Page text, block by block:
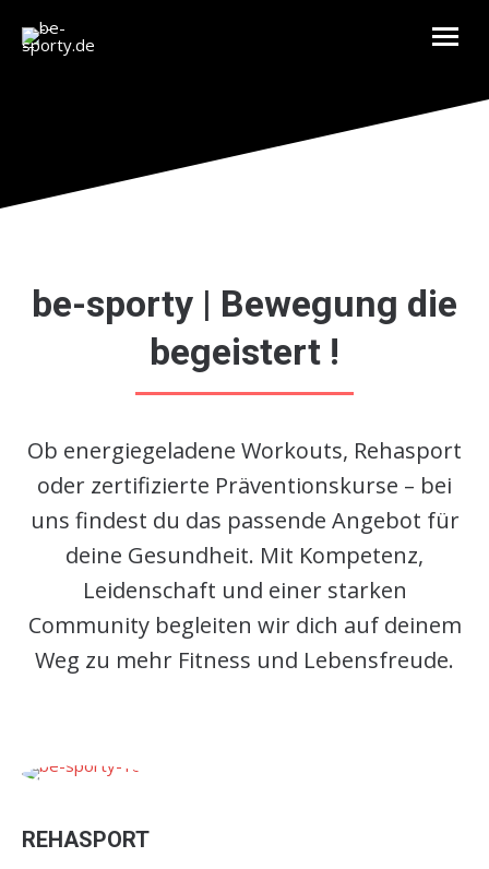
be-sporty | Bewegung die
begeistert !
Ob energiegeladene Workouts, Rehasport
oder zertifizierte Präventionskurse – bei
uns findest du das passende Angebot für
deine Gesundheit. Mit Kompetenz,
Leidenschaft und einer starken
Community begleiten wir dich auf deinem
Weg zu mehr Fitness und Lebensfreude.
REHASPORT